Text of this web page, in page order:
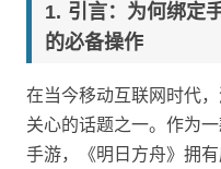
引言：为何绑定
的必备操作
在当今移动互联网时代
关心的话题之一。作为
手游，《明日方舟》拥